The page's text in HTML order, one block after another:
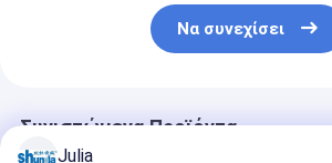
Να συνεχίσει
Συνιστώμενα Προϊόντα
Julia